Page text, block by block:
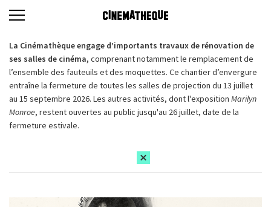
La Cinémathèque engage d’importants travaux de rénovation de
ses salles de cinéma, comprenant notamment le remplacement de
l’ensemble des fauteuils et des moquettes. Ce chantier d’envergure
entraîne la fermeture de toutes les salles de projection du 13 juillet
au 15 septembre 2026. Les autres activités, dont l'exposition Marilyn
Monroe, restent ouvertes au public jusqu'au 26 juillet, date de la
fermeture estivale.